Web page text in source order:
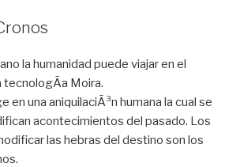
la humanidad puede viajar en el
tecnologÃ­a Moira.
en una aniquilaciÃ³n humana la cual se
acontecimientos del pasado. Los
las hebras del destino son los